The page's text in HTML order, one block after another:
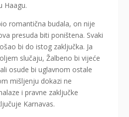
Haagu.
romantična budala, on nije
presuda biti poništena. Svaki
bi do istog zaključka. Ja
slučaju, Žalbeno bi vijeće
osude bi uglavnom ostale
mišljenju dokazi ne
i pravne zaključke
Karnavas.